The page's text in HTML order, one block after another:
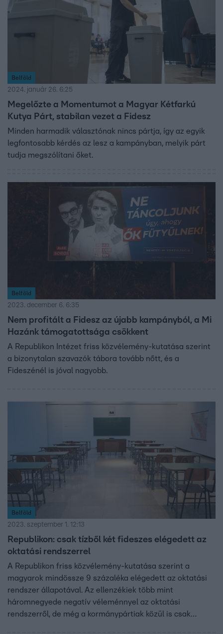
Belföld
2024. január 26. 6:25
Megelőzte a Momentumot a Magyar Kétfarkú
Kutya Párt, stabilan vezet a Fidesz
Minden harmadik választónak nincs pártja, így az egyik
legfontosabb kérdés az lesz a kampányban, melyik párt
tudja megszólítani őket.
Belföld
2023. december 6. 6:35
Nem profitált a Fidesz az újabb kampányból, a Mi
Hazánk támogatottsága csökkent
A Republikon Intézet friss közvélemény-kutatása szerint
a bizonytalan szavazók tábora tovább nőtt, és a
Fideszénél is jóval nagyobb.
Belföld
2023. szeptember 1. 12:13
Republikon: csak tízből két fideszes elégedett az
oktatási rendszerrel
A Republikon friss közvélemény-kutatása szerint a
magyarok mindössze 9 százaléka elégedett az oktatási
rendszer állapotával. Az ellenzékiek több mint
háromnegyede negatív véleménnyel az oktatási
rendszerről, de még a kormánypártiak közül is csak